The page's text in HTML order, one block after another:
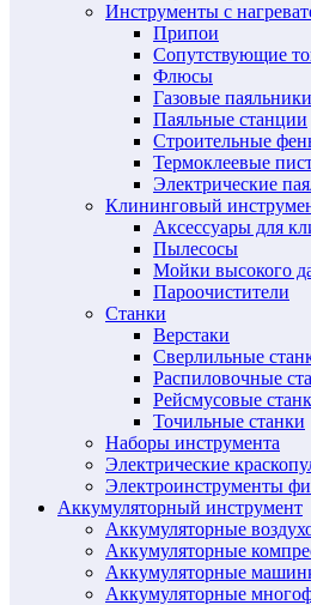
Инструменты с
Припои
Сопутствующие
Флюсы
Газовые паяльники
Паяльные станции
Строительные
Термоклеевые
Электрические
Клининговый
Аксессуары для
Пылесосы
Мойки высокого
Пароочистители
Станки
Верстаки
Сверлильные
Распиловочные
Рейсмусовые
Точильные станки
Наборы инструмента
Электрические
Электроинструменты
Аккумуляторный инструмент
Аккумуляторные
Аккумуляторные
Аккумуляторные
Аккумуляторные